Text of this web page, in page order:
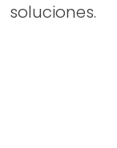
soluciones.